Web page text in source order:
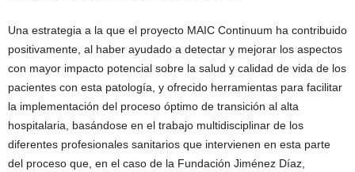
Una estrategia a la que el proyecto MAIC Continuum ha contribuido
positivamente, al haber ayudado a detectar y mejorar los aspectos
con mayor impacto potencial sobre la salud y calidad de vida de los
pacientes con esta patología, y ofrecido herramientas para facilitar
la implementación del proceso óptimo de transición al alta
hospitalaria, basándose en el trabajo multidisciplinar de los
diferentes profesionales sanitarios que intervienen en esta parte
del proceso que, en el caso de la Fundación Jiménez Díaz,